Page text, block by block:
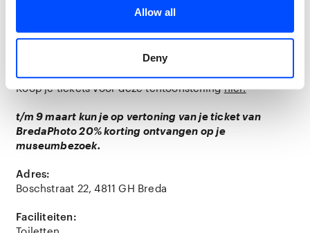
Allow all
Deny
Let op: deze tentoonstelling is onderdeel van het
Extended programma. Een BredaPhoto ticket is hier
Koop je tickets voor deze tentoonstellinghier.
t/m 9 maart kun je op vertoning van je ticket van
BredaPhoto 20% korting ontvangen op je
museumbezoek.
Adres:
Boschstraat 22, 4811 GH Breda
Faciliteiten: